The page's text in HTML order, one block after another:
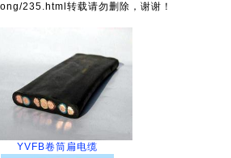
235.html转载请勿删除，谢谢！
YVFB卷筒扁电缆